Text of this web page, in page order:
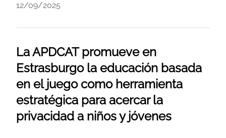
12/09/2025
La APDCAT promueve en
Estrasburgo la educación basada
en el juego como herramienta
estratégica para acercar la
privacidad a niños y jóvenes